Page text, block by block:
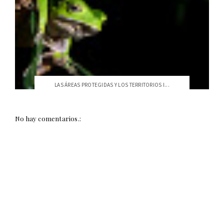
LAS ÁREAS PROTEGIDAS Y LOS TERRITORIOS I...
No hay comentarios.: